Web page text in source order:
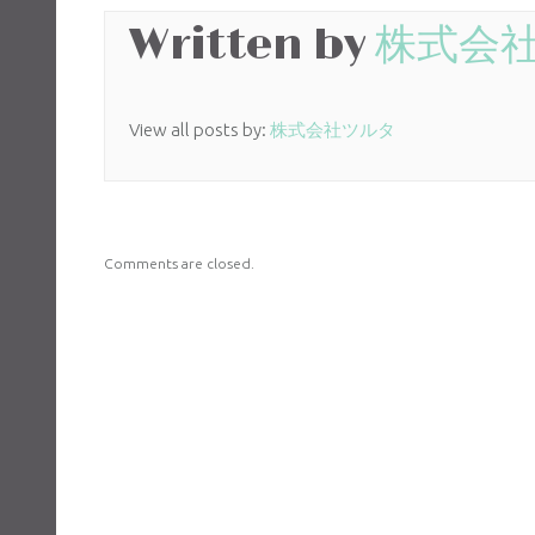
Written by株式会
View all posts by: 株式会社ツルタ
Comments are closed.